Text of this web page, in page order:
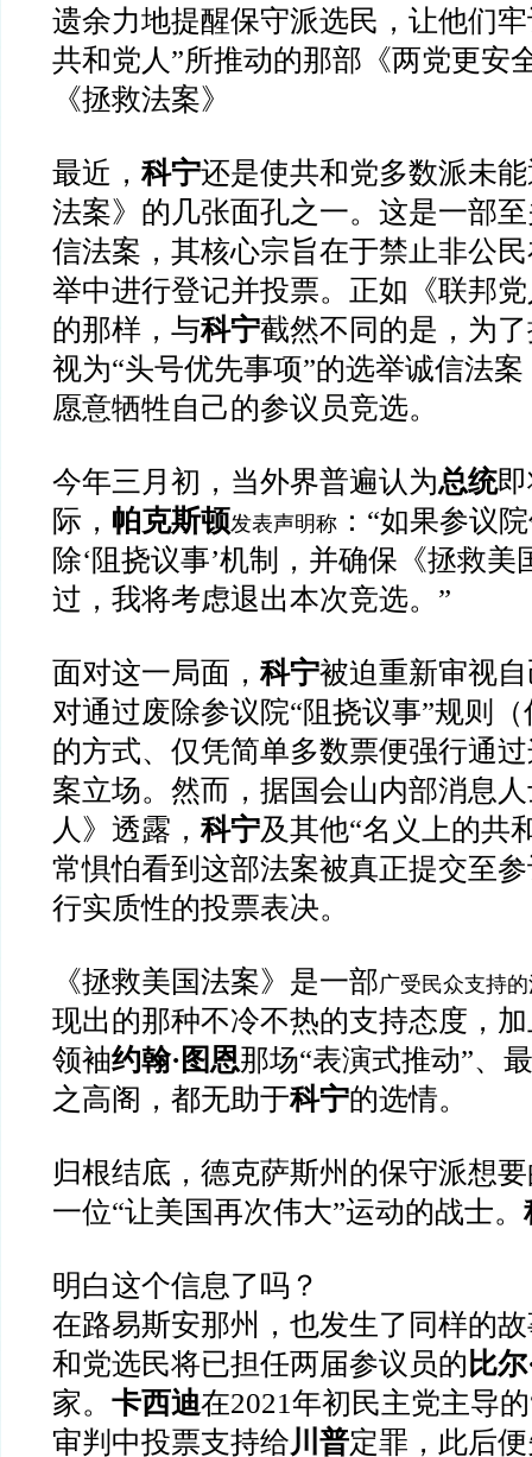
遗余力地提醒保守派选民，让他们
共和党人”所推动的那部《两党更安
《拯救法案》
最近， 科宁还是使共和党多数派未
法案》的几张面孔之一。这是一部
信法案，其核心宗旨在于禁止非公
举中进行登记并投票。正如《联邦
的那样，与科宁截然不同的是，为
视为“头号优先事项”的选举诚信法案
愿意牺牲自己的参议员竞选。
今年三月初，当外界普遍认为总统
际， 帕克斯顿发表声明称 ：“如果参议
除‘阻挠议事’机制，并确保《拯救
过，我将考虑退出本次竞选。”
面对这一局面， 科宁被迫重新审视
对通过废除参议院“阻挠议事”规则
的方式、仅凭简单多数票便强行通
案立场。然而，据国会山内部消息
人》透露， 科宁及其他“名义上的共
常惧怕看到这部法案被真正提交至
行实质性的投票表决。
《拯救美国法案》是一部广受民众支持
现出的那种不冷不热的支持态度，
领袖约翰·图恩那场“表演式推动”、
之高阁，都无助于科宁的选情。
归根结底，德克萨斯州的保守派想
一位“让美国再次伟大”运动的战士。
明白这个信息了吗？
在路易斯安那州，也发生了同样的
和党选民将已担任两届参议员的 比
家。 卡西迪在2021年初民主党主导
审判中投票支持给川普定罪，此后